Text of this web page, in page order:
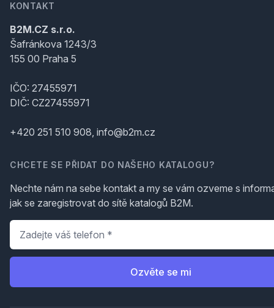
KONTAKT
B2M.CZ s.r.o.
Šafránkova 1243/3
155 00 Praha 5
IČO: 27455971
DIČ: CZ27455971
+420 251 510 908, info@b2m.cz
CHCETE SE PŘIDAT DO NAŠEHO KATALOGU?
Nechte nám na sebe kontakt a my se vám ozveme s
jak se zaregistrovat do sítě katalogů B2M.
Telefon
Ozvěte se mi